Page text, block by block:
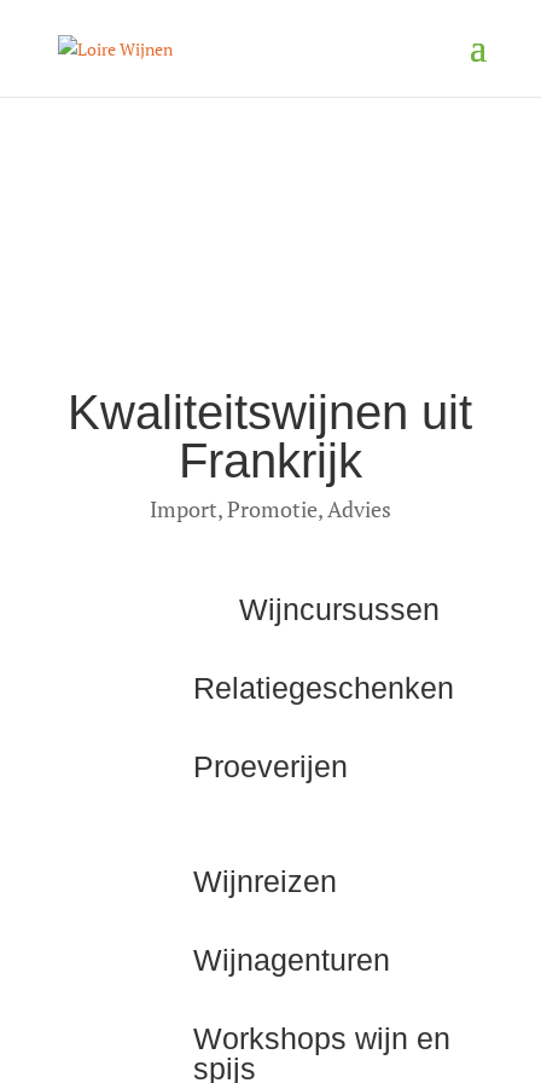
Kwaliteitswijnen uit
Frankrijk
Import, Promotie, Advies
Wijncursussen
Relatiegeschenken
Proeverijen
Wijnreizen
Wijnagenturen
Workshops wijn en
spijs